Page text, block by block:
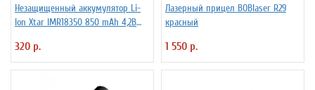
Незащищенный аккумулятор Li-
Ion Xtar IMR18350 850 mAh 4,2В
320 р.
Лазерный прицел BOBlaser R29
красный
1 550 р.